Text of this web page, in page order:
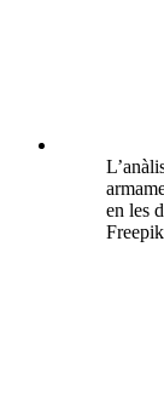
en les